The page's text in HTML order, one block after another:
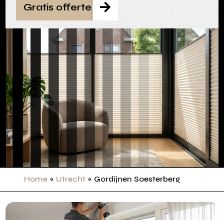

Gratis offerte
Home» Utrecht» Gordijnen Soesterberg